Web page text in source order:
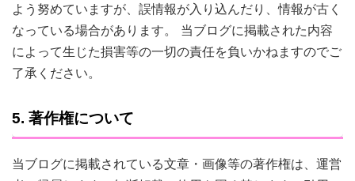
よう努めていますが、誤情報が入り込んだり、情報が古く
なっている場合があります。 当ブログに掲載された内容
によって生じた損害等の一切の責任を負いかねますのでご
了承ください。
5. 著作権について
当ブログに掲載されている文章・画像等の著作権は、運営